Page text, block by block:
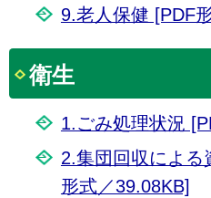
9.老人保健 [PDF
衛生
1.ごみ処理状況
2.集団回収による
形式／39.08KB]